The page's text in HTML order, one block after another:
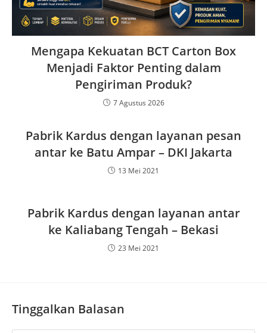
Mengapa Kekuatan BCT Carton Box
Menjadi Faktor Penting dalam
Pengiriman Produk?
7 Agustus 2026
Pabrik Kardus dengan layanan pesan
antar ke Batu Ampar – DKI Jakarta
13 Mei 2021
Pabrik Kardus dengan layanan antar
ke Kaliabang Tengah – Bekasi
23 Mei 2021
Tinggalkan Balasan